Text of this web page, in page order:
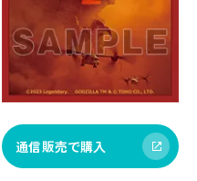
通信販売で購入